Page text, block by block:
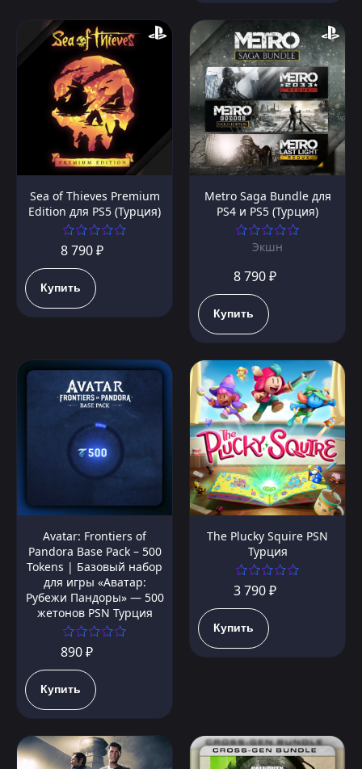
Sea of Thieves Premium
Edition для PS5 (Турция)
8 790 ₽
Купить
Metro Saga Bundle для
PS4 и PS5 (Турция)
Экшн
8 790 ₽
Купить
Avatar: Frontiers of
Pandora Base Pack – 500
Tokens | Базовый набор
для игры «Аватар:
Рубежи Пандоры» — 500
жетонов PSN Турция
890 ₽
Купить
The Plucky Squire PSN
Турция
3 790 ₽
Купить